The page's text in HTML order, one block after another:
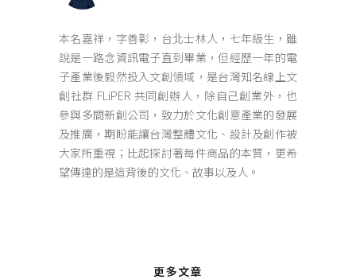
本名嘉祥，字善彰，台北士林人，七年級生，雖
說是一路念資訊電子直到畢業，但經歷一年的電
子產業後毅然投入文創領域，是台灣知名線上文
創社群 FLiPER 共同創辦人，除自己創業外，也
參與多間新創公司，致力於文化創意產業的發展
及推廣，期盼能讓台灣整體文化、設計及創作被
大家所重視；比起探討著每件商品的本質，更希
望傳達的是這背後的文化、故事以及人。
更多文章